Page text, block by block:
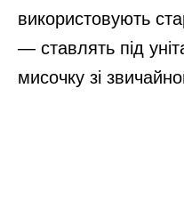
використовують
— ставлять під
мисочку зі